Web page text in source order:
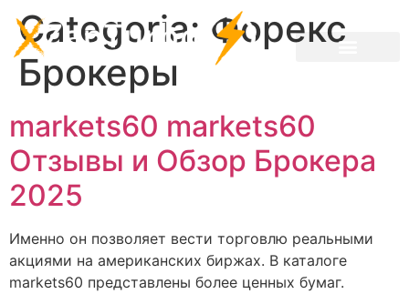
Categoria: Форекс
Брокеры
markets60 markets60
Отзывы и Обзор Брокера
2025
Именно он позволяет вести торговлю реальными
акциями на американских биржах. В каталоге
markets60 представлены более ценных бумаг.